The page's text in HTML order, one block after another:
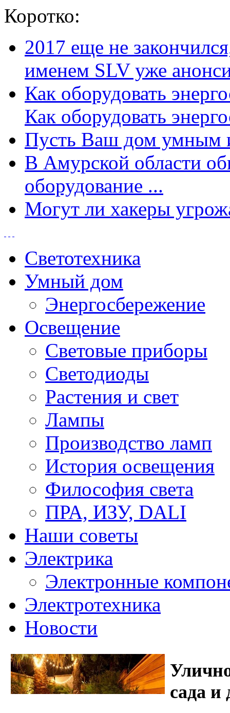
Коротко:
2017 еще не
именем SLV уже
Как оборудовать
Как оборудовать
Пусть Ваш дом умным
В Амурской области
оборудование ...
Могут ли хакеры
Светотехника
Умный дом
Энергосбережение
Освещение
Световые приборы
Светодиоды
Растения и свет
Лампы
Производство ламп
История освещения
Философия света
ПРА, ИЗУ, DALI
Наши советы
Электрика
Электронные
Электротехника
Новости
сада и